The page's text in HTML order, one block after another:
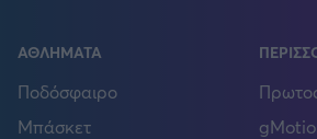
ΑΘΛΗΜΑΤΑ
Ποδόσφαιρο
Μπάσκετ